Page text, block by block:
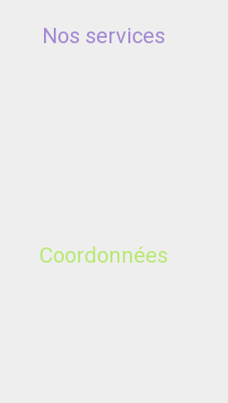
Nos services
Coordonnées